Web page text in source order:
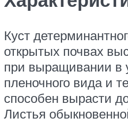
Куст
открытых почвах
при выращивании в
пленочного вида и
способен вырасти
Листья